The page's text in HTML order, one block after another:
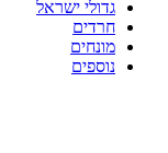
גדולי ישראל
חרדים
מונחים
נוספים